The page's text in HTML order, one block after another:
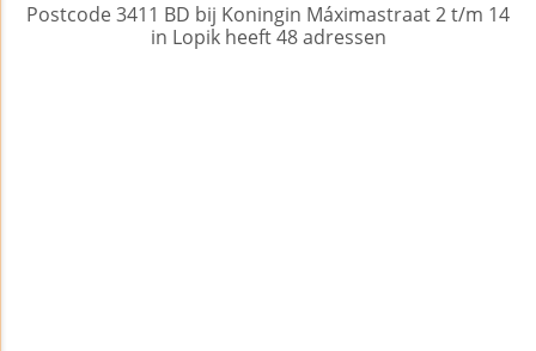
Postcode 3411 BD bij Koningin Máximastraat 2 t/m 14
in Lopik heeft 48 adressen